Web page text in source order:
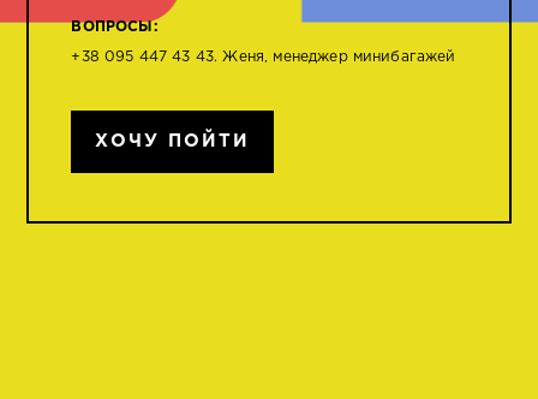
ВОПРОСЫ:
+38 095 447 43 43. Женя, менеджер минибагажей
ХОЧУ ПОЙТИ